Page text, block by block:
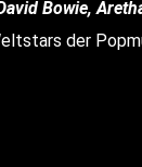
Bowie,
der